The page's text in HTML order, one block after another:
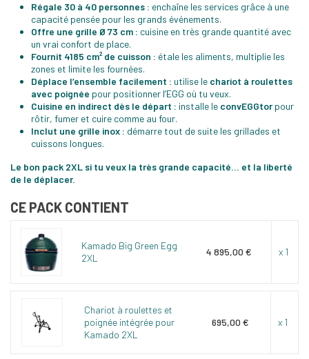
Régale 30 à 40 personnes : enchaîne les services grâce à une
capacité pensée pour les grands événements.
Offre une grille Ø 73 cm : cuisine en très grande quantité avec
un vrai confort de place.
Fournit 4185 cm² de cuisson : étale les aliments, multiplie les
zones et limite les fournées.
Déplace l’ensemble facilement : utilise le chariot à roulettes
avec poignée pour positionner l’EGG où tu veux.
Cuisine en indirect dès le départ : installe le convEGGtorpour
rôtir, fumer et cuire comme au four.
Inclut une grille inox : démarre tout de suite les grillades et
cuissons longues.
Le bon pack 2XL si tu veux la très grande capacité… et la liberté
de le déplacer.
CE PACK CONTIENT
Kamado Big Green Egg
2XL
4 895,00 € x 1
Chariot à roulettes et
poignée intégrée pour
Kamado 2XL
695,00 € x 1